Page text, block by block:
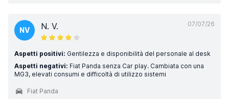
07/07/26
NV N. V.
Aspetti positivi: Gentilezza e disponibilità del personale al desk
Aspetti negativi: Fiat Panda senza Car play. Cambiata con una
MG3, elevati consumi e difficoltà di utilizzo sistemi
Fiat Panda